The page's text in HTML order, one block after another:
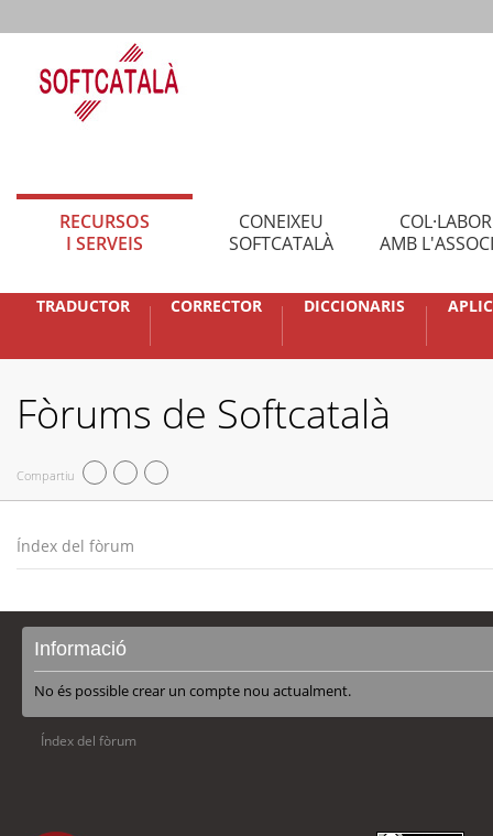
RECURSOS
I SERVEIS
CONEIXEU
SOFTCATALÀ
AMB
TRADUCTOR CORRECTOR DICCIONARIS
Fòrums de Softcatalà
Compartiu
Índex del fòrum
Informació
No és possible crear un compte nou actualment.
Índex del fòrum